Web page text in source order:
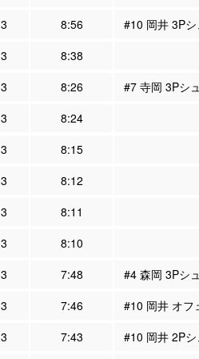
3
8:56
#10 岡井 3P
3
8:38
3
8:26
#7 寺岡 3Pシ
3
8:24
3
8:15
3
8:12
3
8:11
3
8:10
3
7:48
#4 森岡 3Pシ
3
7:46
#10 岡井 オフ
3
7:43 #10 岡井 2P